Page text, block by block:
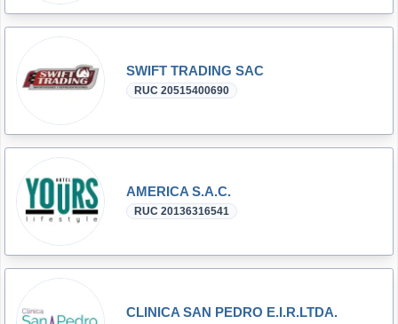
SWIFT TRADING SAC
RUC 20515400690
AMERICA S.A.C.
RUC 20136316541
CLINICA SAN PEDRO E.I.R.LTDA.